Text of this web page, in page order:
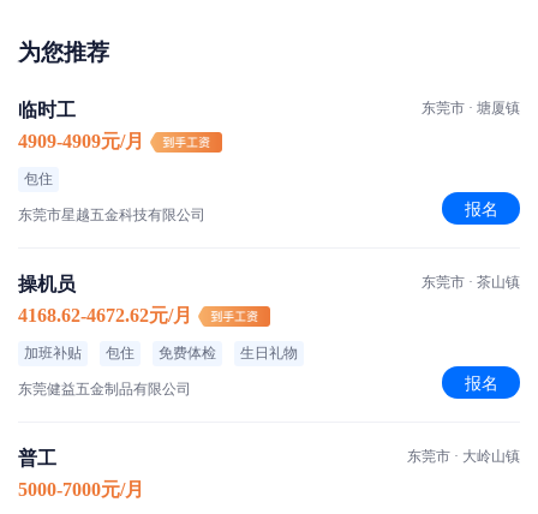
为您推荐
临时工
4909-4909元/月
包住
东莞市星越五金科技有限公司
东莞市 · 塘厦镇
报名
操机员
4168.62-4672.62元/月
加班补贴 包住 免费体检 生日礼物
东莞健益五金制品有限公司
东莞市 · 茶山镇
报名
普工
5000-7000元/月
东莞市 · 大岭山镇